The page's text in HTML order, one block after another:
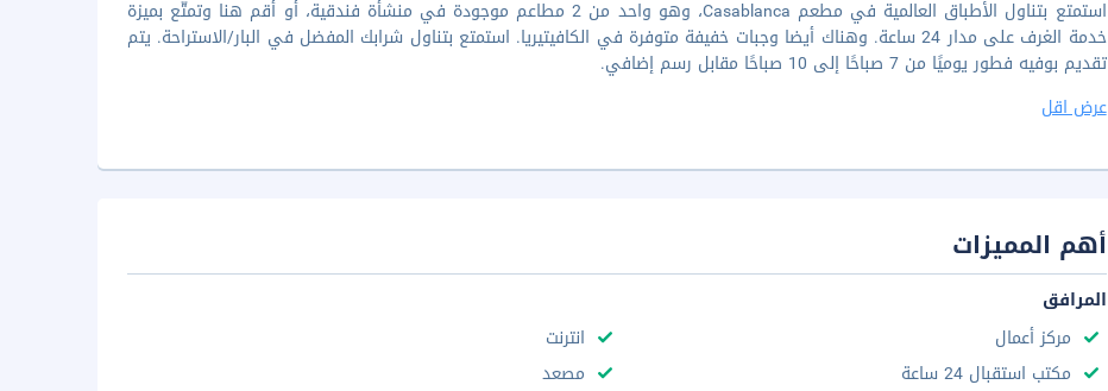
استمتع بتناول الأطباق العالمية في مطعم Casablanca، وهو واحد من 2 مطاعم موجودة في منشأة فندقية، أو أقم هنا وتمتّع بميزة
خدمة الغرف على مدار 24 ساعة. وهناك أيضا وجبات خفيفة متوفرة في الكافيتيريا. استمتع بتناول شرابك المفضل في البار/الاستراحة. يتم
تقديم بوفيه فطور يوميًا من 7 صباحًا إلى 10 صباحًا مقابل رسم إضافي.
عرض اقل
أهم المميزات
المرافق
مركز أعمال
انترنت
مكتب استقبال 24 ساعة
مصعد